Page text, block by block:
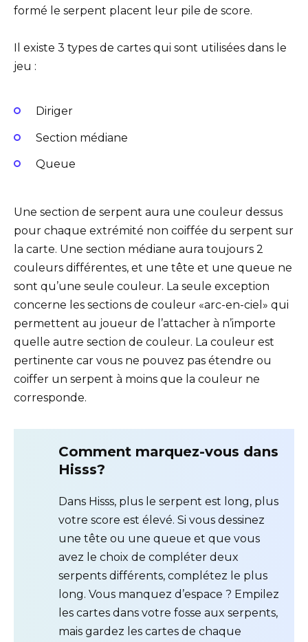
formé le serpent placent leur pile de score.
Il existe 3 types de cartes qui sont utilisées dans le
jeu :
Diriger
Section médiane
Queue
Une section de serpent aura une couleur dessus
pour chaque extrémité non coiffée du serpent sur
la carte. Une section médiane aura toujours 2
couleurs différentes, et une tête et une queue ne
sont qu’une seule couleur. La seule exception
concerne les sections de couleur «arc-en-ciel» qui
permettent au joueur de l’attacher à n’importe
quelle autre section de couleur. La couleur est
pertinente car vous ne pouvez pas étendre ou
coiffer un serpent à moins que la couleur ne
corresponde.
Comment marquez-vous dans
Hisss?
Dans Hisss, plus le serpent est long, plus
votre score est élevé. Si vous dessinez
une tête ou une queue et que vous
avez le choix de compléter deux
serpents différents, complétez le plus
long. Vous manquez d’espace ? Empilez
les cartes dans votre fosse aux serpents,
mais gardez les cartes de chaque